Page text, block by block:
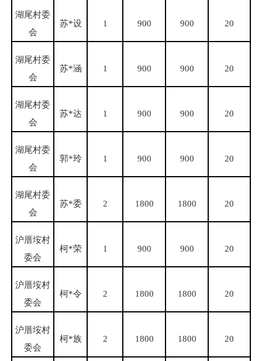
湖尾村委
会
苏*设 1 900 900 20
湖尾村委
会
苏*涵 1 900 900 20
湖尾村委
会
苏*达 1 900 900 20
湖尾村委
会
郭*玲 1 900 900 20
湖尾村委
会
苏*委 2 1800 1800 20
沪厝垵村
委会
柯*荣 1 900 900 20
沪厝垵村
委会
柯*令 2 1800 1800 20
沪厝垵村
委会
柯*族 2 1800 1800 20